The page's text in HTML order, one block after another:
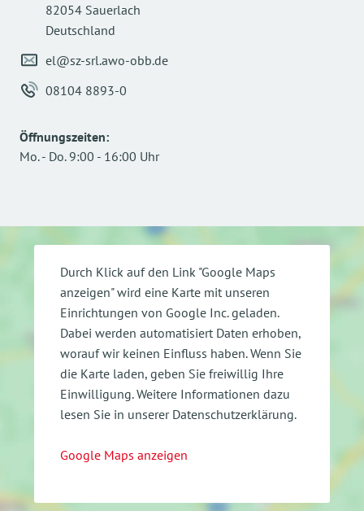
82054 Sauerlach
Deutschland
el@sz-srl.awo-obb.de
08104 8893-0
Öffnungszeiten:
Mo.- Do. 9:00 - 16:00 Uhr
Durch Klick auf den Link "Google Maps
anzeigen" wird eine Karte mit unseren
Einrichtungen von Google Inc. geladen.
Dabei werden automatisiert Daten erhoben,
worauf wir keinen Einfluss haben. Wenn Sie
die Karte laden, geben Sie freiwillig Ihre
Einwilligung. Weitere Informationen dazu
lesen Sie in unserer Datenschutzerklärung.
Google Maps anzeigen